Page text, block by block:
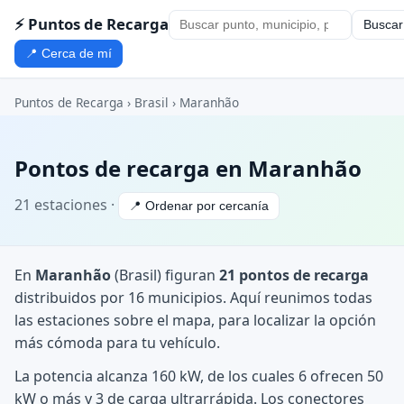
⚡ Puntos de Recarga Buscar
📍 Cerca de mí
Puntos de Recarga › Brasil › Maranhão
Pontos de recarga en Maranhão
21 estaciones · 📍 Ordenar por cercanía
En Maranhão(Brasil) figuran 21 pontos de recarga
distribuidos por 16 municipios. Aquí reunimos todas
las estaciones sobre el mapa, para localizar la opción
más cómoda para tu vehículo.
La potencia alcanza 160 kW, de los cuales 6 ofrecen 50
kW o más y 3 de carga ultrarrápida. Los conectores